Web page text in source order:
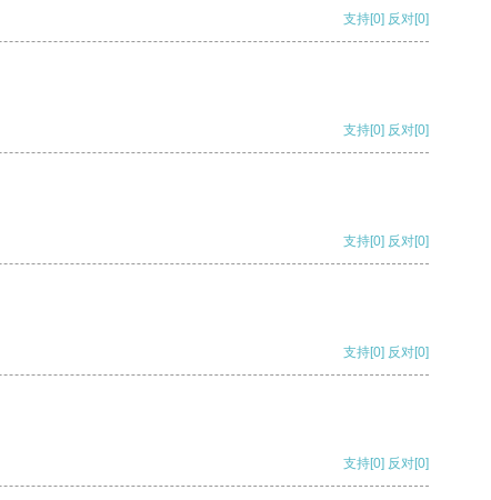
支持[0] 反对[0]
支持[0] 反对[0]
支持[0] 反对[0]
支持[0] 反对[0]
支持[0] 反对[0]